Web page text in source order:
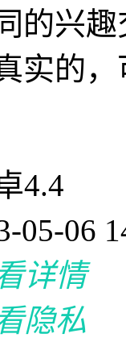
的兴
实的
4.4
05-06
详情
隐私